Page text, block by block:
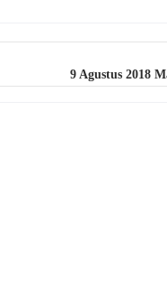
9 Agustus 2018